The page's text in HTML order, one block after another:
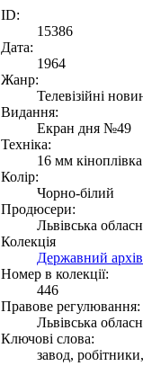
ID:
15386
Дата:
1964
Жанр:
Телевізійні
Видання:
Екран дня №49
Техніка:
16 мм кіноплівка
Колір:
Чорно-білий
Продюсери:
Львівська
Колекція
Державний архів
Номер в колекції:
446
Правове регулювання:
Львівська
Ключові слова:
завод,